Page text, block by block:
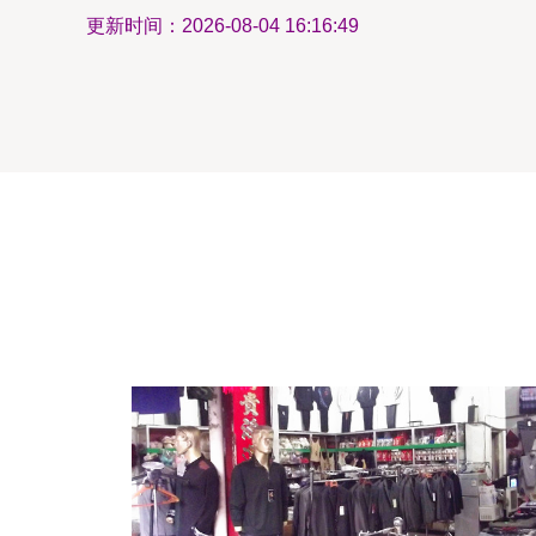
更新时间：2026-08-04 16:16:49